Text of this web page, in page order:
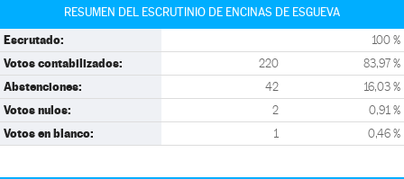
RESUMEN DEL ESCRUTINIO DE ENCINAS DE ESGUEVA
Escrutado: 100 %
Votos contabilizados: 220 83,97 %
Abstenciones: 42 16,03 %
Votos nulos: 2 0,91 %
Votos en blanco: 1 0,46 %